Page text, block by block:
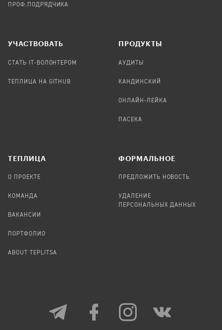
ПРОФ.ПОДРЯДЧИКА
УЧАСТВОВАТЬ
СТАТЬ IT-ВОЛОНТЕРОМ
ТЕПЛИЦА НА GITHUB
ПРОДУКТЫ
АУДИТЫ
КАНДИНСКИЙ
ОНЛАЙН-ЛЕЙКА
ПАСЕКА
TЕПЛИЦА
О ПРОЕКТЕ
КОМАНДА
ВАКАНСИИ
ПОРТФОЛИО
ABOUT TEPLITSA
ФОРМАЛЬНОЕ
ПРЕДЛОЖИТЬ НОВОСТЬ
УДАЛЕНИЕ
ПЕРСОНАЛЬНЫХ ДАННЫХ